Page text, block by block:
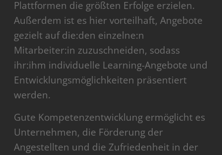
Plattformen die größten Erfolge erzielen.
Außerdem ist es hier vorteilhaft, Angebote
gezielt auf die:den einzelne:n
Mitarbeiter:in zuzuschneiden, sodass
ihr:ihm individuelle Learning-Angebote und
Entwicklungsmöglichkeiten präsentiert
werden.
Gute Kompetenzentwicklung ermöglicht es
Unternehmen, die Förderung der
Angestellten und die Zufriedenheit in der